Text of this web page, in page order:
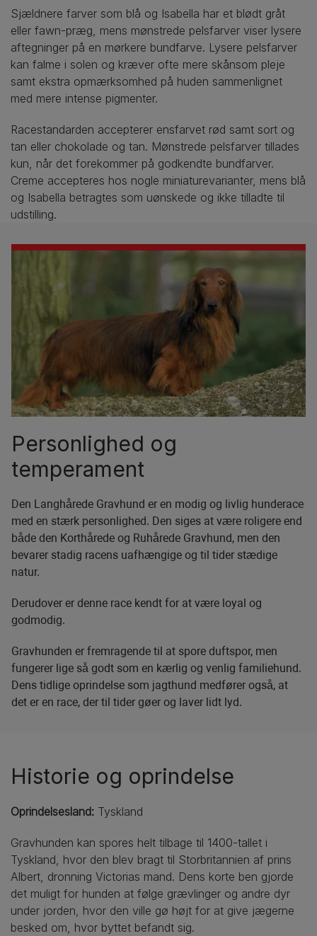
Sjældnere farver som blå og Isabella har et blødt gråt
eller fawn-præg, mens mønstrede pelsfarver viser lysere
aftegninger på en mørkere bundfarve. Lysere pelsfarver
kan falme i solen og kræver ofte mere skånsom pleje
samt ekstra opmærksomhed på huden sammenlignet
med mere intense pigmenter.
Racestandarden accepterer ensfarvet rød samt sort og
tan eller chokolade og tan. Mønstrede pelsfarver tillades
kun, når det forekommer på godkendte bundfarver.
Creme accepteres hos nogle miniaturevarianter, mens blå
og Isabella betragtes som uønskede og ikke tilladte til
udstilling.
Personlighed og
temperament
Den Langhårede Gravhund er en modig og livlig hunderace
med en stærk personlighed. Den siges at være roligere end
både den Korthårede og Ruhårede Gravhund, men den
bevarer stadig racens uafhængige og til tider stædige
natur.
Derudover er denne race kendt for at være loyal og
godmodig.
Gravhunden er fremragende til at spore duftspor, men
fungerer lige så godt som en kærlig og venlig familiehund.
Dens tidlige oprindelse som jagthund medfører også, at
det er en race, der til tider gøer og laver lidt lyd.
Historie og oprindelse
Oprindelsesland: Tyskland
Gravhunden kan spores helt tilbage til 1400-tallet i
Tyskland, hvor den blev bragt til Storbritannien af prins
Albert, dronning Victorias mand. Dens korte ben gjorde
det muligt for hunden at følge grævlinger og andre dyr
under jorden, hvor den ville gø højt for at give jægerne
besked om, hvor byttet befandt sig.